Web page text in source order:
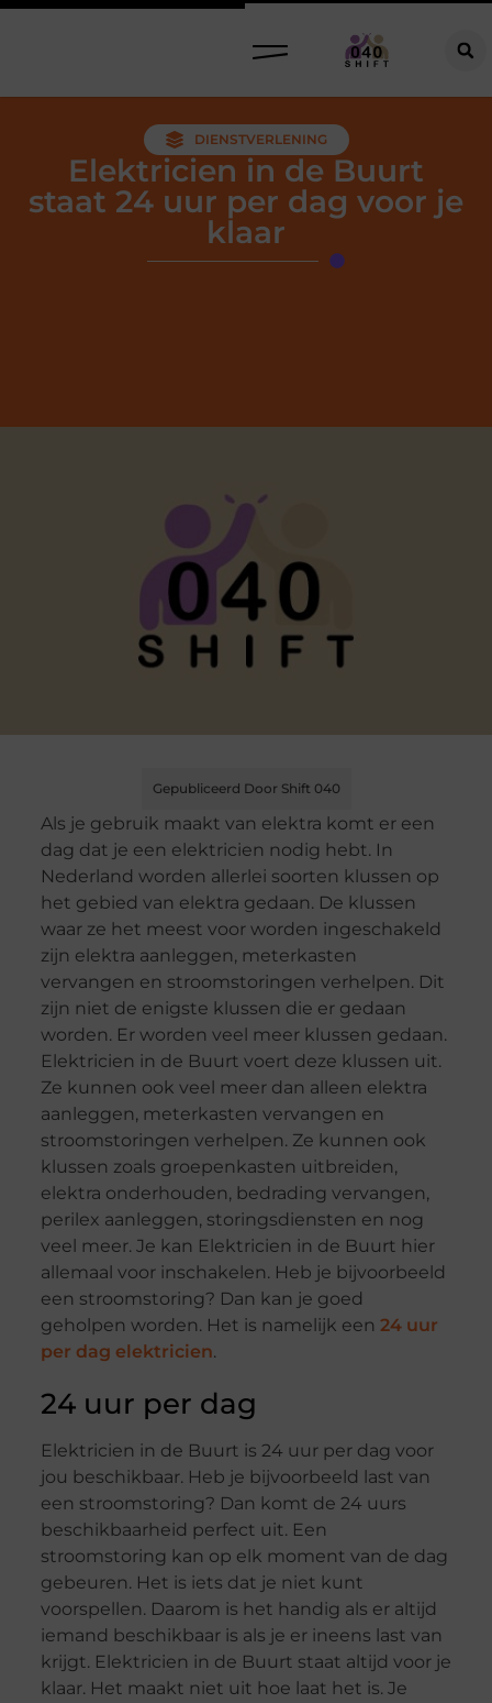
DIENSTVERLENING
Elektricien in de Buurt
staat 24 uur per dag voor je
klaar
Gepubliceerd Door Shift 040
Als je gebruik maakt van elektra komt er een
dag dat je een elektricien nodig hebt. In
Nederland worden allerlei soorten klussen op
het gebied van elektra gedaan. De klussen
waar ze het meest voor worden ingeschakeld
zijn elektra aanleggen, meterkasten
vervangen en stroomstoringen verhelpen. Dit
zijn niet de enigste klussen die er gedaan
worden. Er worden veel meer klussen gedaan.
Elektricien in de Buurt voert deze klussen uit.
Ze kunnen ook veel meer dan alleen elektra
aanleggen, meterkasten vervangen en
stroomstoringen verhelpen. Ze kunnen ook
klussen zoals groepenkasten uitbreiden,
elektra onderhouden, bedrading vervangen,
perilex aanleggen, storingsdiensten en nog
veel meer. Je kan Elektricien in de Buurt hier
allemaal voor inschakelen. Heb je bijvoorbeeld
een stroomstoring? Dan kan je goed
geholpen worden. Het is namelijk een 24 uur
per dag elektricien.
24 uur per dag
Elektricien in de Buurt is 24 uur per dag voor
jou beschikbaar. Heb je bijvoorbeeld last van
een stroomstoring? Dan komt de 24 uurs
beschikbaarheid perfect uit. Een
stroomstoring kan op elk moment van de dag
gebeuren. Het is iets dat je niet kunt
voorspellen. Daarom is het handig als er altijd
iemand beschikbaar is als je er ineens last van
krijgt. Elektricien in de Buurt staat altijd voor je
klaar. Het maakt niet uit hoe laat het is. Je